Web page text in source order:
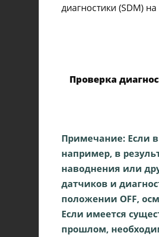
диагностики (SDM)
Проверка
Примечание: Если
например, в
наводнения или
датчиков и
положении OFF,
Если имеется
прошлом,